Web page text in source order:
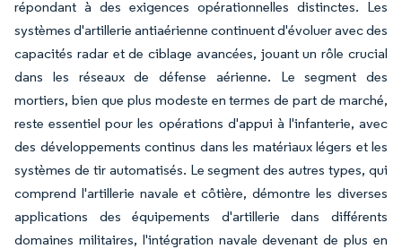
répondant à des exigences opérationnelles distinctes. Les
systèmes d'artillerie antiaérienne continuent d'évoluer avec des
capacités radar et de ciblage avancées, jouant un rôle crucial
dans les réseaux de défense aérienne. Le segment des
mortiers, bien que plus modeste en termes de part de marché,
reste essentiel pour les opérations d'appui à l'infanterie, avec
des développements continus dans les matériaux légers et les
systèmes de tir automatisés. Le segment des autres types, qui
comprend l'artillerie navale et côtière, démontre les diverses
applications des équipements d'artillerie dans différents
domaines militaires, l'intégration navale devenant de plus en